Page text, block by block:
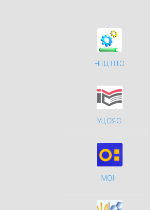
НПЦ ПТО
УЦОЯО
МОН